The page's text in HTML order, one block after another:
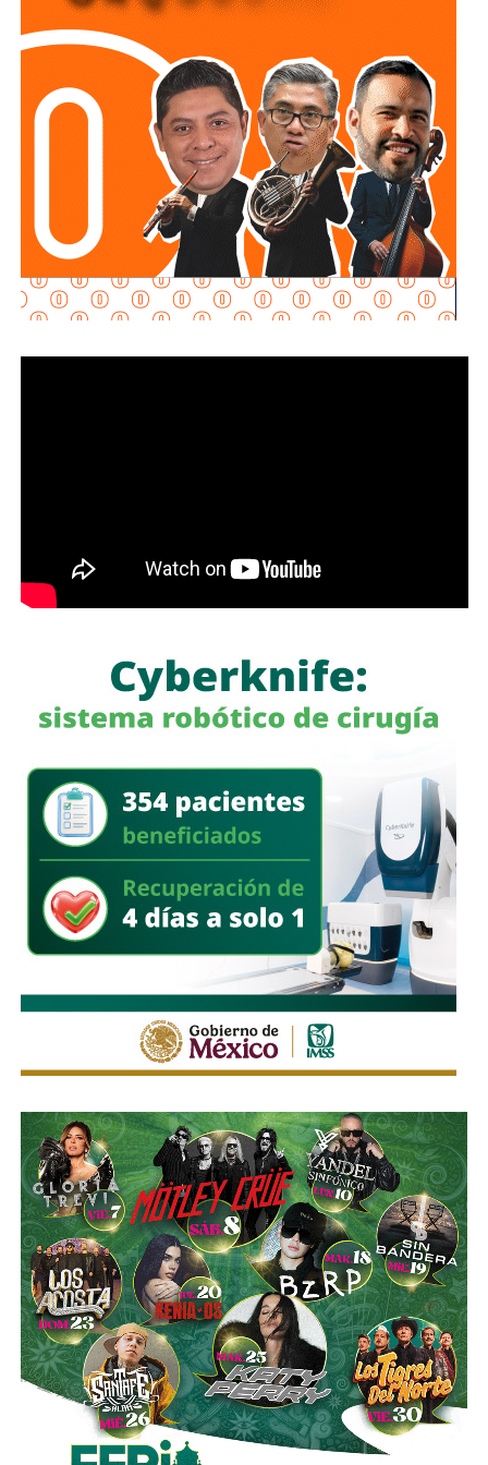
en torno a la necesidad de replantear cómo el estado
regula la inteligencia artificial y, especialmente, cómo
define y sanciona el “uso indebido” de esta tecnología en
contextos de comunicación pública.
La decisión legislativa es más apertura que cierre. El
Congreso enfatizó que la derogación “no limita la potestad
del Congreso del Estado para continuar el análisis y, en su
caso, desarrollar un marco jurídico integral en materia de
inteligencia artificial”. Con la eliminación de estas tres
“mecanismos de deliberación plural, abierta, técnica y
participativa” que incluyan a instituciones académicas,
especialistas, organismos públicos, organizaciones de la
sociedad civil y sectores productivos. Este enfoque
sugiere que la legislatura busca escuchar más allá de su
propio hemiciclo antes de escribir nuevas normas.
La próxima sesión de laDiputación Permanenteestá
programada para el viernes 7 de agosto de 2026 a las
9:00 horas.
También lee:
Se abre nueva ruta para el análisis sobre uso
y regulación de inteligencia artificial